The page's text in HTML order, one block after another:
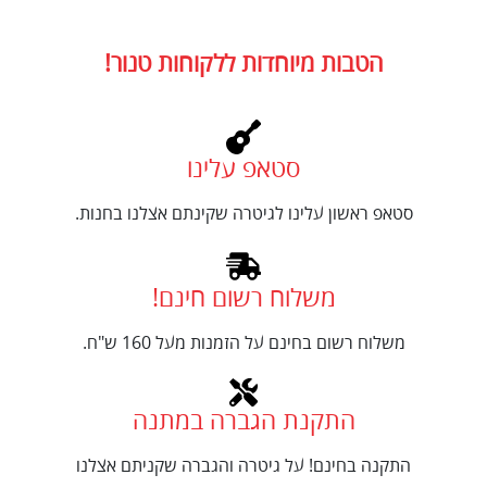
הטבות מיוחדות ללקוחות טנור!
סטאפ עלינו
סטאפ ראשון עלינו לגיטרה שקינתם אצלנו בחנות.
משלוח רשום חינם!
משלוח רשום בחינם על הזמנות מעל 160 ש"ח.
התקנת הגברה במתנה
התקנה בחינם! על גיטרה והגברה שקניתם אצלנו